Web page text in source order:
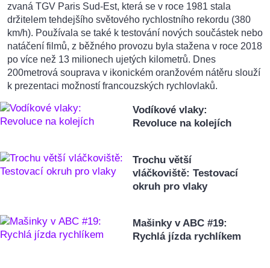
zvaná TGV Paris Sud-Est, která se v roce 1981 stala
držitelem tehdejšího světového rychlostního rekordu (380
km/h). Používala se také k testování nových součástek nebo
natáčení filmů, z běžného provozu byla stažena v roce 2018
po více než 13 milionech ujetých kilometrů. Dnes
200metrová souprava v ikonickém oranžovém nátěru slouží
k prezentaci možností francouzských rychlovlaků.
Vodíkové vlaky:
Revoluce na kolejích
Trochu větší
vláčkoviště: Testovací
okruh pro vlaky
Mašinky v ABC #19:
Rychlá jízda rychlíkem